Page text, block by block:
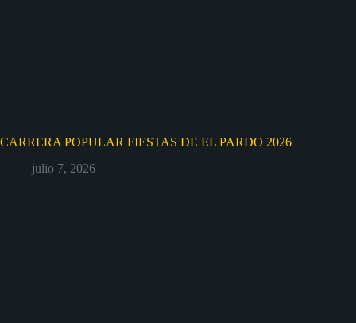
CARRERA POPULAR FIESTAS DE EL PARDO 2026
julio 7, 2026